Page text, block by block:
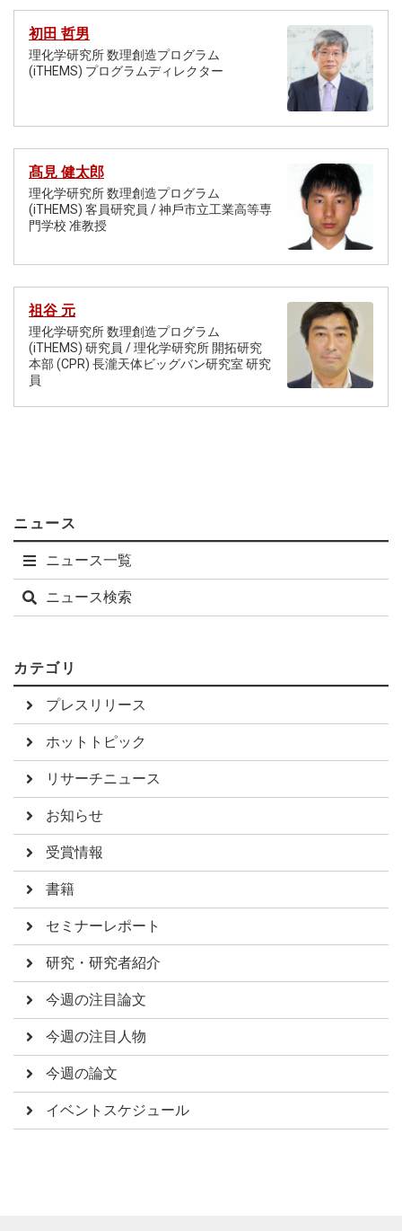
初田 哲男
理化学研究所 数理創造プログラム
(iTHEMS) プログラムディレクター
髙見 健太郎
理化学研究所 数理創造プログラム
(iTHEMS) 客員研究員 / 神⼾市⽴⼯業⾼等専
⾨学校 准教授
祖谷 元
理化学研究所 数理創造プログラム
(iTHEMS) 研究員 / 理化学研究所 開拓研究
本部 (CPR) 長瀧天体ビッグバン研究室 研究
員
ニュース
ニュース一覧
ニュース検索
カテゴリ
プレスリリース
ホットトピック
リサーチニュース
お知らせ
受賞情報
書籍
セミナーレポート
研究・研究者紹介
今週の注目論文
今週の注目人物
今週の論文
イベントスケジュール